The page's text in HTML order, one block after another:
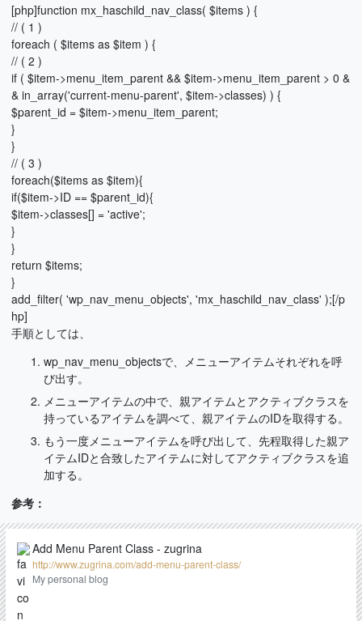
[php]function mx_haschild_nav_class( $items ) {
// ( 1 )
foreach ( $items as $item ) {
// ( 2 )
if ( $item->menu_item_parent && $item->menu_item_parent > 0 &
& in_array('current-menu-parent', $item->classes) ) {
$parent_id = $item->menu_item_parent;
}
}
// ( 3 )
foreach($items as $item){
if($item->ID == $parent_id){
$item->classes[] = 'active';
}
}
return $items;
}
add_filter( 'wp_nav_menu_objects', 'mx_haschild_nav_class' );[/p
hp]
手順としては、
wp_nav_menu_objectsで、メニューアイテムそれぞれを呼
び出す。
メニューアイテムの中で、親アイテムとアクティブクラスを
持っているアイテムを調べて、親アイテムのIDを取得する。
もう一度メニューアイテムを呼び出して、先程取得した親ア
イテムIDと合致したアイテムに対してアクティブクラスを追
加する。
参考：
Add Menu Parent Class - zugrina
http://www.zugrina.com/add-menu-parent-class/
My personal blog